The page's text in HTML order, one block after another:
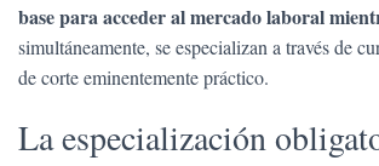
base para acceder al mercado laboral
simultáneamente, se especializan a través de
de corte eminentemente práctico.
La especialización